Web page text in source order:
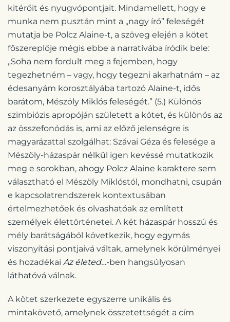
kitérőit és nyugvópontjait. Mindamellett, hogy e
munka nem pusztán mint a „nagy író” feleségét
mutatja be Polcz Alaine-t, a szöveg elején a kötet
főszereplője mégis ebbe a narratívába íródik bele:
„Soha nem fordult meg a fejemben, hogy
tegezhetném – vagy, hogy tegezni akarhatnám – az
édesanyám korosztályába tartozó Alaine-t, idős
barátom, Mészöly Miklós feleségét.” (5.) Különös
szimbiózis apropóján született a kötet, és különös az
az összefonódás is, ami az előző jelenségre is
magyarázattal szolgálhat: Szávai Géza és felesége a
Mészöly-házaspár nélkül igen kevéssé mutatkozik
meg e sorokban, ahogy Polcz Alaine karaktere sem
választható el Mészöly Miklóstól, mondhatni, csupán
e kapcsolatrendszerek kontextusában
értelmezhetőek és olvashatóak az említett
személyek élettörténetei. A két házaspár hosszú és
mély barátságából következik, hogy egymás
viszonyítási pontjaivá váltak, amelynek körülményei
és hozadékai Az életed…-ben hangsúlyosan
láthatóvá válnak.
A kötet szerkezete egyszerre unikális és
mintakövető, amelynek összetettségét a cím